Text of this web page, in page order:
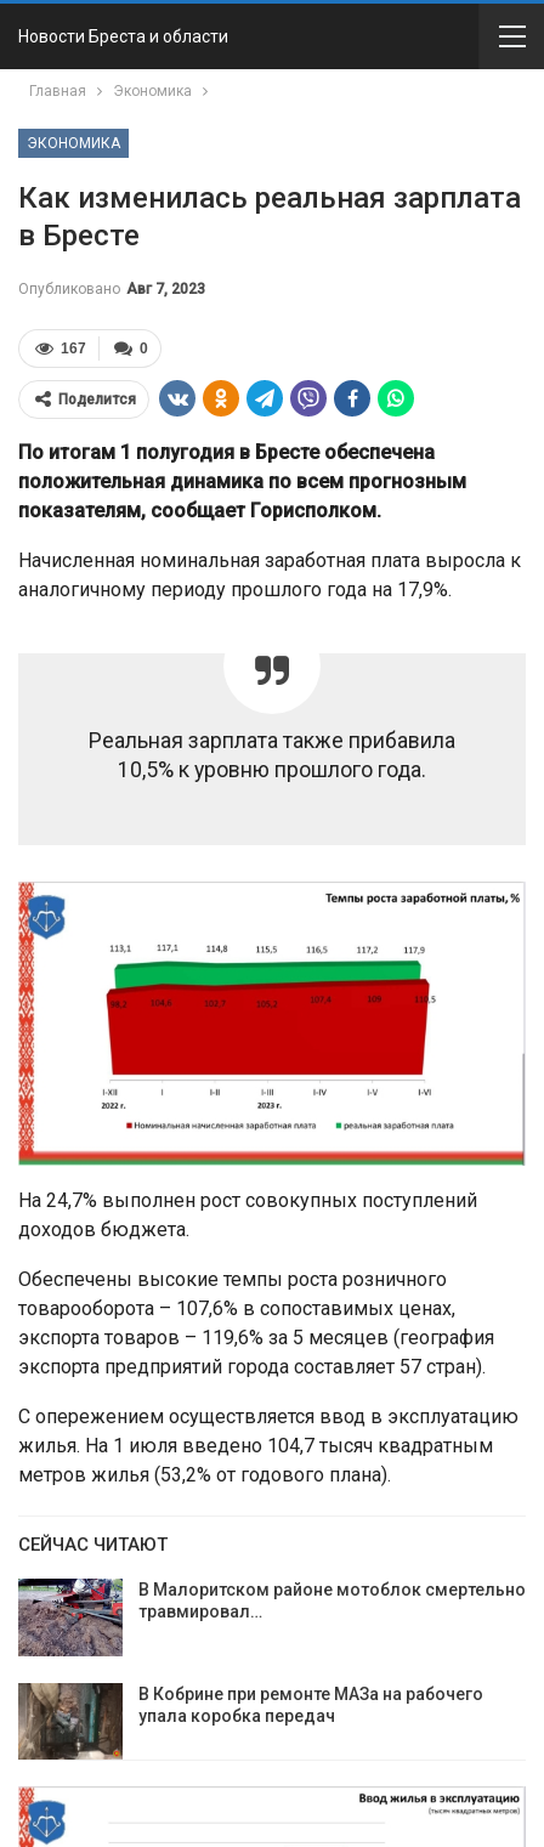
Новости Бреста и области
Главная Экономика
ЭКОНОМИКА
Как изменилась реальная зарплата
в Бресте
Опубликовано Авг 7, 2023
0
167
Поделится
По итогам 1 полугодия в Бресте обеспечена
положительная динамика по всем прогнозным
показателям, сообщает Горисполком.
Начисленная номинальная заработная плата выросла к
аналогичному периоду прошлого года на 17,9%.
Реальная зарплата также прибавила
10,5% к уровню прошлого года.
На 24,7% выполнен рост совокупных поступлений
доходов бюджета.
Обеспечены высокие темпы роста розничного
товарооборота – 107,6% в сопоставимых ценах,
экспорта товаров – 119,6% за 5 месяцев (география
экспорта предприятий города составляет 57 стран).
С опережением осуществляется ввод в эксплуатацию
жилья. На 1 июля введено 104,7 тысяч квадратным
метров жилья (53,2% от годового плана).
СЕЙЧАС ЧИТАЮТ
В Малоритском районе мотоблок смертельно
травмировал…
В Кобрине при ремонте МАЗа на рабочего
упала коробка передач